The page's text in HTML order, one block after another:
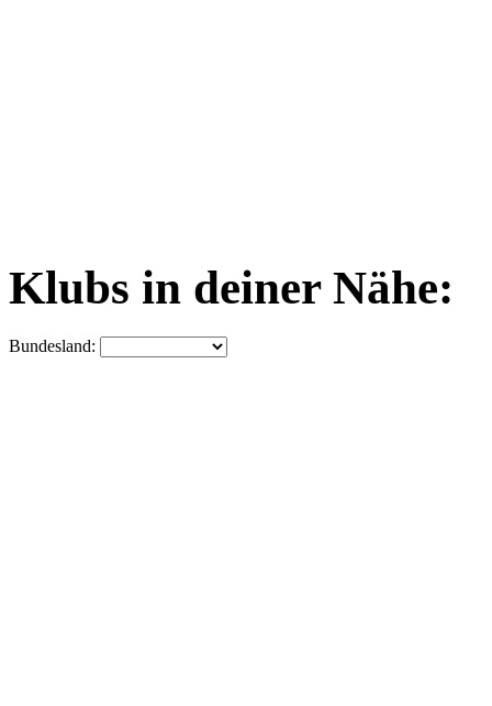
Klubs in deiner Nähe:
Bundesland: